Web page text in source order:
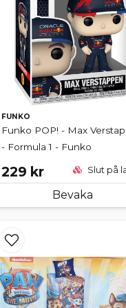
FUNKO
Funko POP! - Max
- Formula 1 - Funko
229 kr Slut på
Bevaka